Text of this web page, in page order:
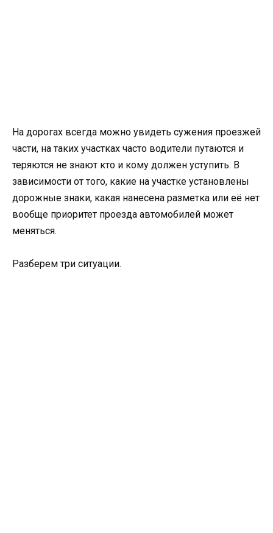
На дорогах всегда можно увидеть сужения проезжей
части, на таких участках часто водители путаются и
теряются не знают кто и кому должен уступить. В
зависимости от того, какие на участке установлены
дорожные знаки, какая нанесена разметка или её нет
вообще приоритет проезда автомобилей может
меняться.
Разберем три ситуации.